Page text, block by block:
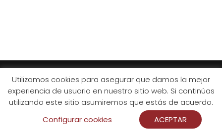
Todos los derechos reservados Artisano 2026 ©
Utilizamos cookies para asegurar que damos la mejor
experiencia de usuario en nuestro sitio web. Si continúas
utilizando este sitio asumiremos que estás de acuerdo.
Configurar cookies
ACEPTAR